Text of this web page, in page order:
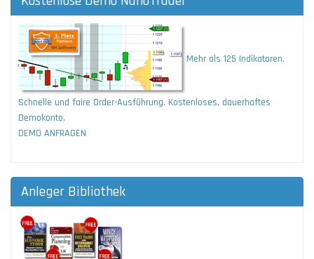
Mehr als 125 Indikatoren.
Schnelle und faire Order-Ausführung. Kostenloses, dauerhaftes
Demokonto.
DEMO ANFRAGEN
Anleger Bibliothek